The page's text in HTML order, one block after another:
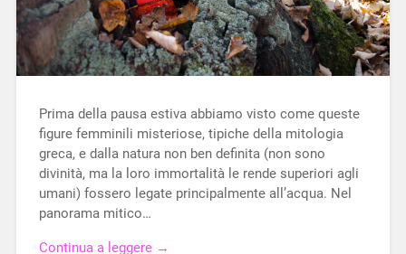
Prima della pausa estiva abbiamo visto come queste
figure femminili misteriose, tipiche della mitologia
greca, e dalla natura non ben definita (non sono
divinità, ma la loro immortalità le rende superiori agli
umani) fossero legate principalmente all’acqua. Nel
panorama mitico…
Continua a leggere →